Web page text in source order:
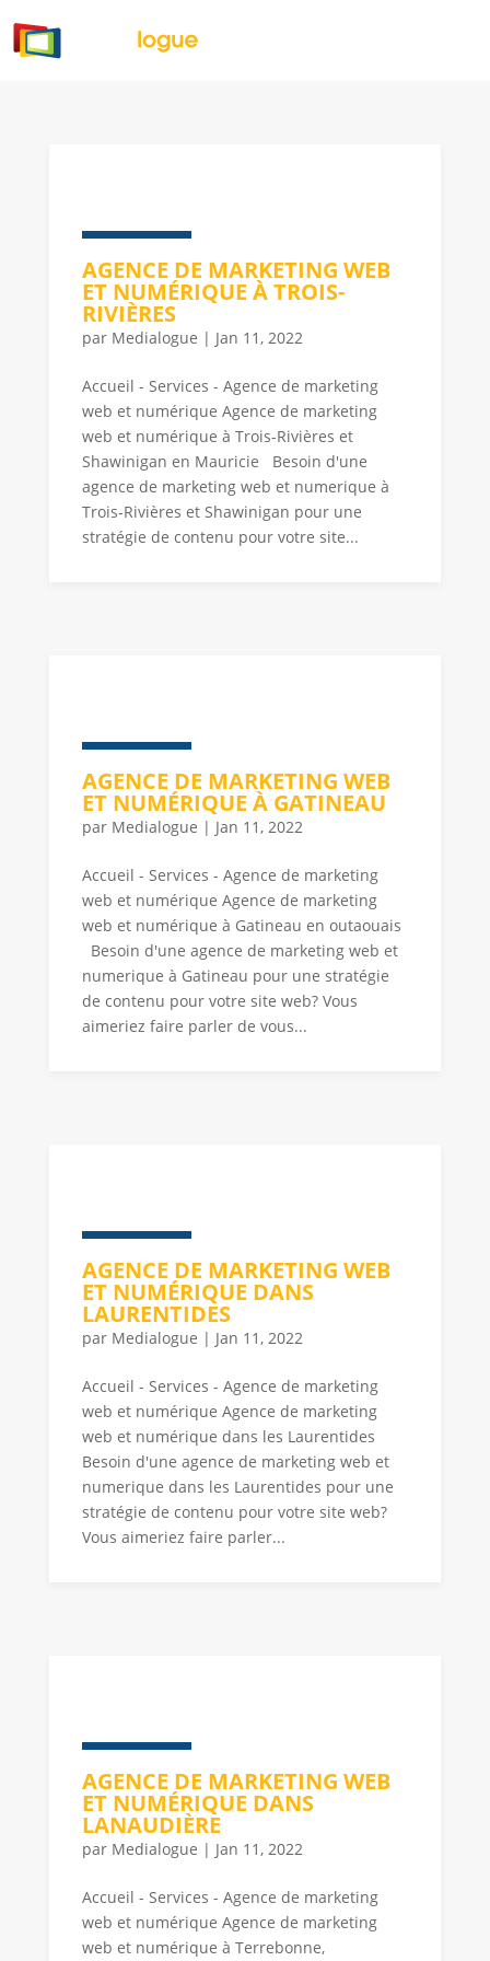
AGENCE DE MARKETING WEB
ET NUMÉRIQUE À TROIS-
RIVIÈRES
par Medialogue | Jan 11, 2022
Accueil - Services - Agence de marketing
web et numérique Agence de marketing
web et numérique à Trois-Rivières et
Shawinigan en Mauricie Besoin d'une
agence de marketing web et numerique à
Trois-Rivières et Shawinigan pour une
stratégie de contenu pour votre site...
AGENCE DE MARKETING WEB
ET NUMÉRIQUE À GATINEAU
par Medialogue | Jan 11, 2022
Accueil - Services - Agence de marketing
web et numérique Agence de marketing
web et numérique à Gatineau en outaouais
Besoin d'une agence de marketing web et
numerique à Gatineau pour une stratégie
de contenu pour votre site web? Vous
aimeriez faire parler de vous...
AGENCE DE MARKETING WEB
ET NUMÉRIQUE DANS
LAURENTIDES
par Medialogue | Jan 11, 2022
Accueil - Services - Agence de marketing
web et numérique Agence de marketing
web et numérique dans les Laurentides
Besoin d'une agence de marketing web et
numerique dans les Laurentides pour une
stratégie de contenu pour votre site web?
Vous aimeriez faire parler...
AGENCE DE MARKETING WEB
ET NUMÉRIQUE DANS
LANAUDIÈRE
par Medialogue | Jan 11, 2022
Accueil - Services - Agence de marketing
web et numérique Agence de marketing
web et numérique à Terrebonne,